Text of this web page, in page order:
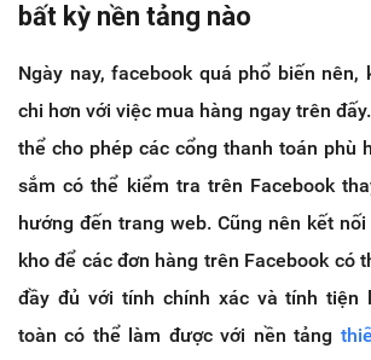
bất kỳ nền tảng nào
Ngày nay, facebook quá phổ biến nên,
chi hơn với việc mua hàng ngay trên
thể cho phép các cổng thanh toán phù
sắm có thể kiểm tra trên Facebook
hướng đến trang web. Cũng nên kết
kho để các đơn hàng trên Facebook có
đầy đủ với tính chính xác và tính tiện
toàn có thể làm được với nền tảng